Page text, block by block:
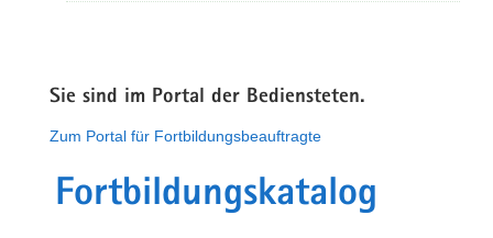
Sie sind im Portal der Bediensteten.
Zum Portal für Fortbildungsbeauftragte
Fortbildungskatalog